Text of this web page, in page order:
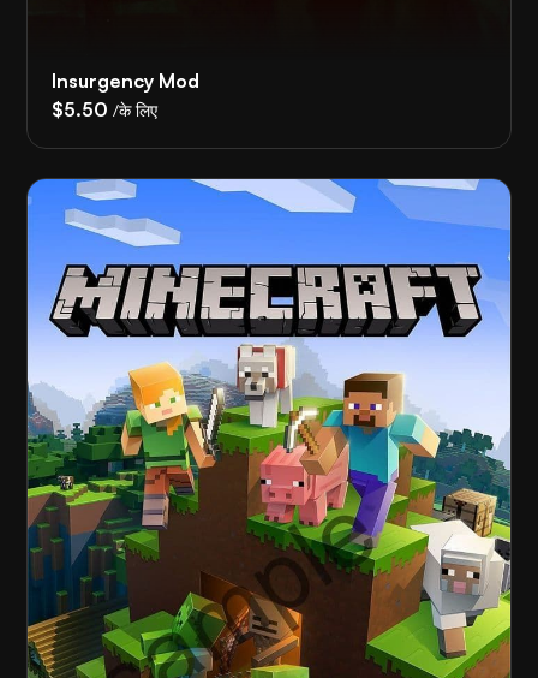
Insurgency Mod
$5.50 /के लिए